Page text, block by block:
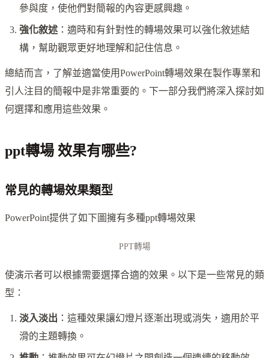
參與度，使他們對簡報的內容更感興趣。
強化敘述 ：適時和有針對性的轉場效果可以強化敘述結
構，幫助觀眾更好地理解和記住信息。
總結而言，了解並適當使用PowerPoint轉場效果在製作專業和
引人注目的簡報中是非常重要的。下一部分我們將深入探討如
何選擇和應用這些效果。
ppt轉場 效果有哪些?
常見的轉場效果類型
PowerPoint提供了如下圖擁有多種ppt轉場效果
PPT轉場
使演示者可以根據需要選擇合適的效果。以下是一些常見的類
型：
淡入淡出 ：這種效果讓幻燈片逐漸出現或消失，適用於平
滑的主題轉換。